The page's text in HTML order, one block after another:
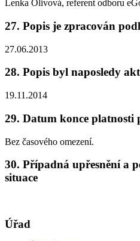
Lenka Olivová, referent odboru
27. Popis je zpracován
27.06.2013
28. Popis byl naposledy
19.11.2014
29. Datum konce platnosti
Bez časového omezení.
30. Případná upřesnění a
situace
Úřad